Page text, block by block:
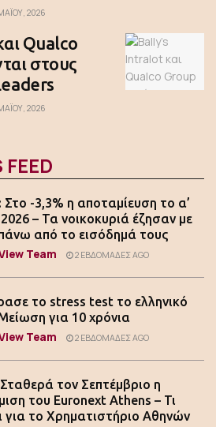
2026
Qualco
στους
2026
-3,3% η αποταμίευση το α’
– Τα νοικοκυριά έζησαν με
από το εισόδημά τους
Team 2 ΕΒΔΟΜΆΔΕΣ AGO
το stress test το ελληνικό
για 10 χρόνια
Team 2 ΕΒΔΟΜΆΔΕΣ AGO
τον Σεπτέμβριο η
του Euronext Athens – Τι
για το Χρηματιστήριο Αθηνών